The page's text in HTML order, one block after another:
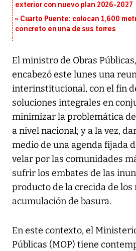
exterior con nuevo plan 2026-2027
Cuarto Puente: colocan 1,600
concreto en una de sus torres
El ministro de Obras
encabezó este lunes una
interinstitucional, con el fin
soluciones integrales en
minimizar la problemática
a nivel nacional; y a la vez,
medio de una agenda fijada
velar por las comunidades
sufrir los embates de las
producto de la crecida de los
acumulación de basura.
En este contexto, el
Públicas (MOP) tiene